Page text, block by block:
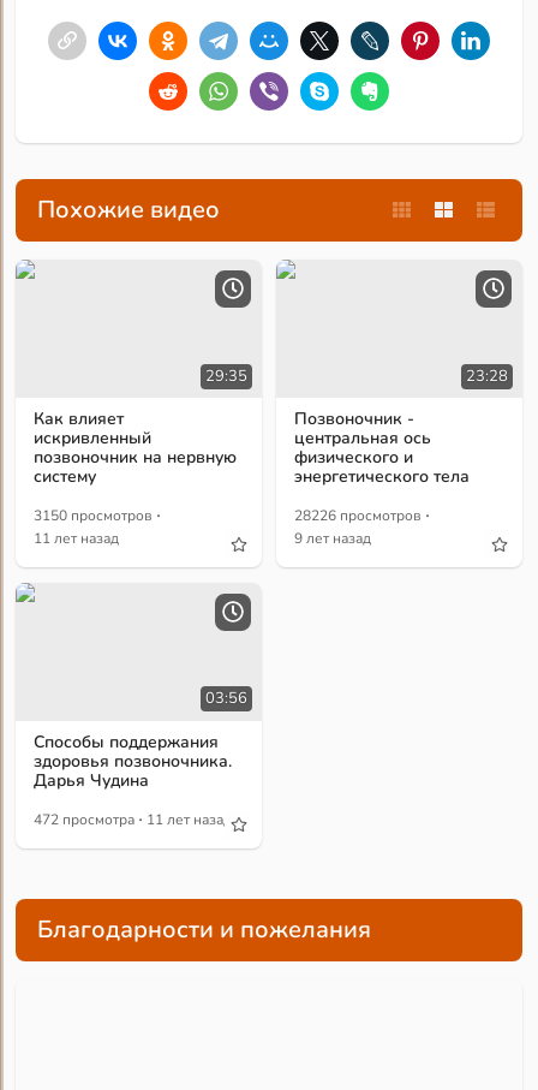
Похожие видео
29:35
Как влияет
искривленный
позвоночник на нервную
систему
3150 просмотров ·
11 лет назад
23:28
Позвоночник -
центральная ось
физического и
энергетического тела
28226 просмотров ·
9 лет назад
03:56
Способы поддержания
здоровья позвоночника.
Дарья Чудина
472 просмотра · 11 лет назад
Благодарности и пожелания